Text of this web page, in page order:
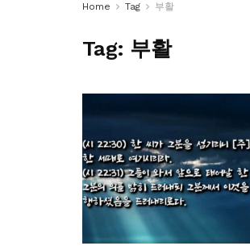
Home Tag 부활
Tag: 부활